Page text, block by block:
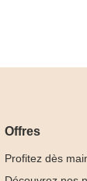
Offres
Profitez dès